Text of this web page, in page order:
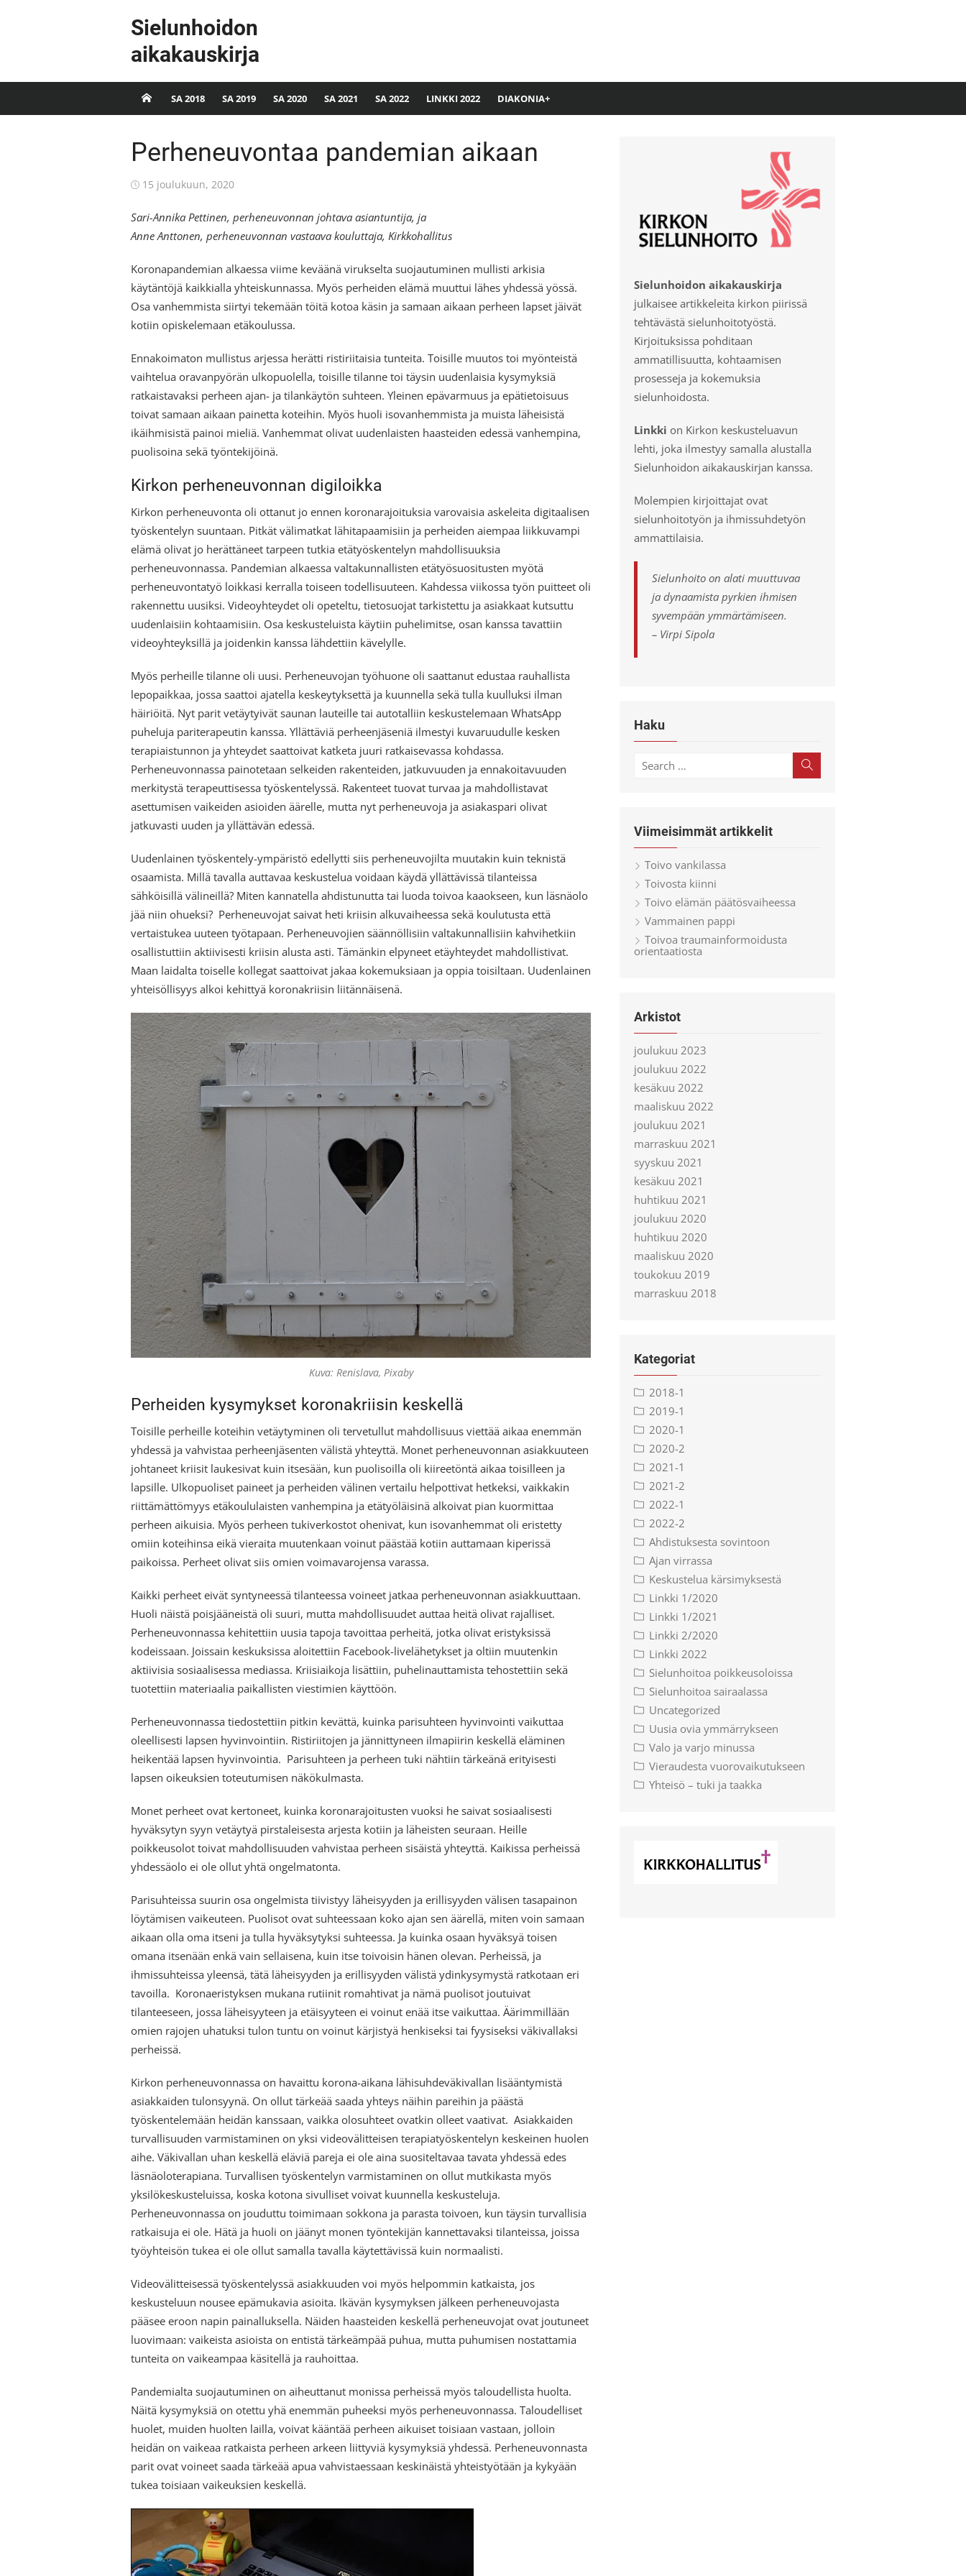
Sielunhoidon
aikakauskirja
SA 2018 SA 2019 SA 2020 SA 2021 SA 2022 LINKKI 2022 DIAKONIA+
Perheneuvontaa pandemian aikaan
Posted
15 joulukuun, 2020
Sari-Annika Pettinen, perheneuvonnan johtava asiantuntija, ja
Anne Anttonen, perheneuvonnan vastaava kouluttaja, Kirkkohallitus
Koronapandemian alkaessa viime keväänä virukselta suojautuminen mullisti arkisia
käytäntöjä kaikkialla yhteiskunnassa. Myös perheiden elämä muuttui lähes yhdessä yössä.
Osa vanhemmista siirtyi tekemään töitä kotoa käsin ja samaan aikaan perheen lapset jäivät
kotiin opiskelemaan etäkoulussa.
Ennakoimaton mullistus arjessa herätti ristiriitaisia tunteita. Toisille muutos toi myönteistä
vaihtelua oravanpyörän ulkopuolella, toisille tilanne toi täysin uudenlaisia kysymyksiä
ratkaistavaksi perheen ajan- ja tilankäytön suhteen. Yleinen epävarmuus ja epätietoisuus
toivat samaan aikaan painetta koteihin. Myös huoli isovanhemmista ja muista läheisistä
ikäihmisistä painoi mieliä. Vanhemmat olivat uudenlaisten haasteiden edessä vanhempina,
puolisoina sekä työntekijöinä.
Kirkon perheneuvonnan digiloikka
Kirkon perheneuvonta oli ottanut jo ennen koronarajoituksia varovaisia askeleita digitaalisen
työskentelyn suuntaan. Pitkät välimatkat lähitapaamisiin ja perheiden aiempaa liikkuvampi
elämä olivat jo herättäneet tarpeen tutkia etätyöskentelyn mahdollisuuksia
perheneuvonnassa. Pandemian alkaessa valtakunnallisten etätyösuositusten myötä
perheneuvontatyö loikkasi kerralla toiseen todellisuuteen. Kahdessa viikossa työn puitteet oli
rakennettu uusiksi. Videoyhteydet oli opeteltu, tietosuojat tarkistettu ja asiakkaat kutsuttu
uudenlaisiin kohtaamisiin. Osa keskusteluista käytiin puhelimitse, osan kanssa tavattiin
videoyhteyksillä ja joidenkin kanssa lähdettiin kävelylle.
Myös perheille tilanne oli uusi. Perheneuvojan työhuone oli saattanut edustaa rauhallista
lepopaikkaa, jossa saattoi ajatella keskeytyksettä ja kuunnella sekä tulla kuulluksi ilman
häiriöitä. Nyt parit vetäytyivät saunan lauteille tai autotalliin keskustelemaan WhatsApp
puheluja pariterapeutin kanssa. Yllättäviä perheenjäseniä ilmestyi kuvaruudulle kesken
terapiaistunnon ja yhteydet saattoivat katketa juuri ratkaisevassa kohdassa.
Perheneuvonnassa painotetaan selkeiden rakenteiden, jatkuvuuden ja ennakoitavuuden
merkitystä terapeuttisessa työskentelyssä. Rakenteet tuovat turvaa ja mahdollistavat
asettumisen vaikeiden asioiden äärelle, mutta nyt perheneuvoja ja asiakaspari olivat
jatkuvasti uuden ja yllättävän edessä.
Uudenlainen työskentely-ympäristö edellytti siis perheneuvojilta muutakin kuin teknistä
osaamista. Millä tavalla auttavaa keskustelua voidaan käydä yllättävissä tilanteissa
sähköisillä välineillä? Miten kannatella ahdistunutta tai luoda toivoa kaaokseen, kun läsnäolo
jää niin ohueksi? Perheneuvojat saivat heti kriisin alkuvaiheessa sekä koulutusta että
vertaistukea uuteen työtapaan. Perheneuvojien säännöllisiin valtakunnallisiin kahvihetkiin
osallistuttiin aktiivisesti kriisin alusta asti. Tämänkin elpyneet etäyhteydet mahdollistivat.
Maan laidalta toiselle kollegat saattoivat jakaa kokemuksiaan ja oppia toisiltaan. Uudenlainen
yhteisöllisyys alkoi kehittyä koronakriisin liitännäisenä.
Kuva: Renislava, Pixaby
Perheiden kysymykset koronakriisin keskellä
Toisille perheille koteihin vetäytyminen oli tervetullut mahdollisuus viettää aikaa enemmän
yhdessä ja vahvistaa perheenjäsenten välistä yhteyttä. Monet perheneuvonnan asiakkuuteen
johtaneet kriisit laukesivat kuin itsesään, kun puolisoilla oli kiireetöntä aikaa toisilleen ja
lapsille. Ulkopuoliset paineet ja perheiden välinen vertailu helpottivat hetkeksi, vaikkakin
riittämättömyys etäkoululaisten vanhempina ja etätyöläisinä alkoivat pian kuormittaa
perheen aikuisia. Myös perheen tukiverkostot ohenivat, kun isovanhemmat oli eristetty
omiin koteihinsa eikä vieraita muutenkaan voinut päästää kotiin auttamaan kiperissä
paikoissa. Perheet olivat siis omien voimavarojensa varassa.
Kaikki perheet eivät syntyneessä tilanteessa voineet jatkaa perheneuvonnan asiakkuuttaan.
Huoli näistä poisjääneistä oli suuri, mutta mahdollisuudet auttaa heitä olivat rajalliset.
Perheneuvonnassa kehitettiin uusia tapoja tavoittaa perheitä, jotka olivat eristyksissä
kodeissaan. Joissain keskuksissa aloitettiin Facebook-livelähetykset ja oltiin muutenkin
aktiivisia sosiaalisessa mediassa. Kriisiaikoja lisättiin, puhelinauttamista tehostettiin sekä
tuotettiin materiaalia paikallisten viestimien käyttöön.
Perheneuvonnassa tiedostettiin pitkin kevättä, kuinka parisuhteen hyvinvointi vaikuttaa
oleellisesti lapsen hyvinvointiin. Ristiriitojen ja jännittyneen ilmapiirin keskellä eläminen
heikentää lapsen hyvinvointia. Parisuhteen ja perheen tuki nähtiin tärkeänä erityisesti
lapsen oikeuksien toteutumisen näkökulmasta.
Monet perheet ovat kertoneet, kuinka koronarajoitusten vuoksi he saivat sosiaalisesti
hyväksytyn syyn vetäytyä pirstaleisesta arjesta kotiin ja läheisten seuraan. Heille
poikkeusolot toivat mahdollisuuden vahvistaa perheen sisäistä yhteyttä. Kaikissa perheissä
yhdessäolo ei ole ollut yhtä ongelmatonta.
Parisuhteissa suurin osa ongelmista tiivistyy läheisyyden ja erillisyyden välisen tasapainon
löytämisen vaikeuteen. Puolisot ovat suhteessaan koko ajan sen äärellä, miten voin samaan
aikaan olla oma itseni ja tulla hyväksytyksi suhteessa. Ja kuinka osaan hyväksyä toisen
omana itsenään enkä vain sellaisena, kuin itse toivoisin hänen olevan. Perheissä, ja
ihmissuhteissa yleensä, tätä läheisyyden ja erillisyyden välistä ydinkysymystä ratkotaan eri
tavoilla. Koronaeristyksen mukana rutiinit romahtivat ja nämä puolisot joutuivat
tilanteeseen, jossa läheisyyteen ja etäisyyteen ei voinut enää itse vaikuttaa. Äärimmillään
omien rajojen uhatuksi tulon tuntu on voinut kärjistyä henkiseksi tai fyysiseksi väkivallaksi
perheissä.
Kirkon perheneuvonnassa on havaittu korona-aikana lähisuhdeväkivallan lisääntymistä
asiakkaiden tulonsyynä. On ollut tärkeää saada yhteys näihin pareihin ja päästä
työskentelemään heidän kanssaan, vaikka olosuhteet ovatkin olleet vaativat. Asiakkaiden
turvallisuuden varmistaminen on yksi videovälitteisen terapiatyöskentelyn keskeinen huolen
aihe. Väkivallan uhan keskellä eläviä pareja ei ole aina suositeltavaa tavata yhdessä edes
läsnäoloterapiana. Turvallisen työskentelyn varmistaminen on ollut mutkikasta myös
yksilökeskusteluissa, koska kotona sivulliset voivat kuunnella keskusteluja.
Perheneuvonnassa on jouduttu toimimaan sokkona ja parasta toivoen, kun täysin turvallisia
ratkaisuja ei ole. Hätä ja huoli on jäänyt monen työntekijän kannettavaksi tilanteissa, joissa
työyhteisön tukea ei ole ollut samalla tavalla käytettävissä kuin normaalisti.
Videovälitteisessä työskentelyssä asiakkuuden voi myös helpommin katkaista, jos
keskusteluun nousee epämukavia asioita. Ikävän kysymyksen jälkeen perheneuvojasta
pääsee eroon napin painalluksella. Näiden haasteiden keskellä perheneuvojat ovat joutuneet
luovimaan: vaikeista asioista on entistä tärkeämpää puhua, mutta puhumisen nostattamia
tunteita on vaikeampaa käsitellä ja rauhoittaa.
Pandemialta suojautuminen on aiheuttanut monissa perheissä myös taloudellista huolta.
Näitä kysymyksiä on otettu yhä enemmän puheeksi myös perheneuvonnassa. Taloudelliset
huolet, muiden huolten lailla, voivat kääntää perheen aikuiset toisiaan vastaan, jolloin
heidän on vaikeaa ratkaista perheen arkeen liittyviä kysymyksiä yhdessä. Perheneuvonnasta
parit ovat voineet saada tärkeää apua vahvistaessaan keskinäistä yhteistyötään ja kykyään
tukea toisiaan vaikeuksien keskellä.
Sielunhoidon aikakauskirja
julkaisee artikkeleita kirkon piirissä
tehtävästä sielunhoitotyöstä.
Kirjoituksissa pohditaan
ammatillisuutta, kohtaamisen
prosesseja ja kokemuksia
sielunhoidosta.
Linkki on Kirkon keskusteluavun
lehti, joka ilmestyy samalla alustalla
Sielunhoidon aikakauskirjan kanssa.
Molempien kirjoittajat ovat
sielunhoitotyön ja ihmissuhdetyön
ammattilaisia.
Sielunhoito on alati muuttuvaa
ja dynaamista pyrkien ihmisen
syvempään ymmärtämiseen.
– Virpi Sipola
Haku
Search
Viimeisimmät artikkelit
Toivo vankilassa
Toivosta kiinni
Toivo elämän päätösvaiheessa
Vammainen pappi
Toivoa traumainformoidusta
orientaatiosta
Arkistot
joulukuu 2023
joulukuu 2022
kesäkuu 2022
maaliskuu 2022
joulukuu 2021
marraskuu 2021
syyskuu 2021
kesäkuu 2021
huhtikuu 2021
joulukuu 2020
huhtikuu 2020
maaliskuu 2020
toukokuu 2019
marraskuu 2018
Kategoriat
2018-1
2019-1
2020-1
2020-2
2021-1
2021-2
2022-1
2022-2
Ahdistuksesta sovintoon
Ajan virrassa
Keskustelua kärsimyksestä
Linkki 1/2020
Linkki 1/2021
Linkki 2/2020
Linkki 2022
Sielunhoitoa poikkeusoloissa
Sielunhoitoa sairaalassa
Uncategorized
Uusia ovia ymmärrykseen
Valo ja varjo minussa
Vieraudesta vuorovaikutukseen
Yhteisö – tuki ja taakka